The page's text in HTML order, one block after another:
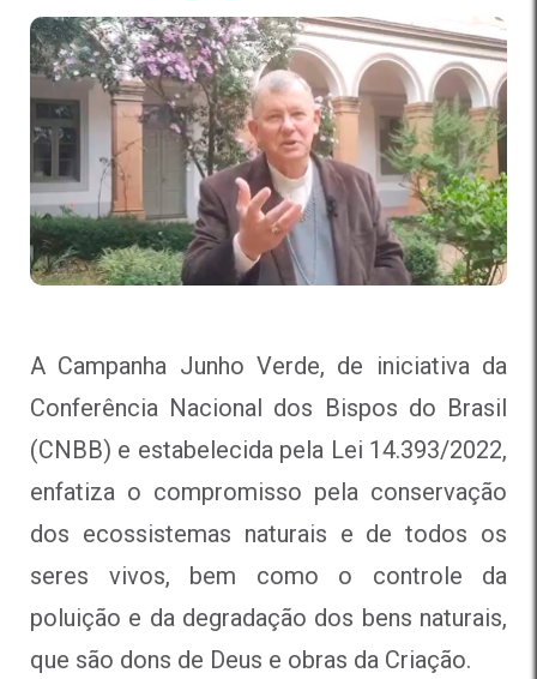
A Campanha Junho Verde, de iniciativa da
Conferência Nacional dos Bispos do Brasil
(CNBB) e estabelecida pela Lei 14.393/2022,
enfatiza o compromisso pela conservação
dos ecossistemas naturais e de todos os
seres vivos, bem como o controle da
poluição e da degradação dos bens naturais,
que são dons de Deus e obras da Criação.